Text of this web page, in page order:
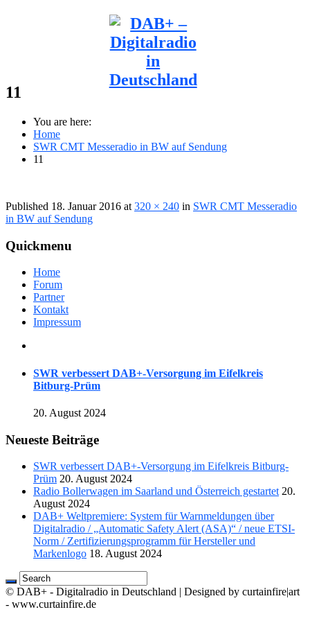
11
You are here:
Home
SWR CMT Messeradio in BW auf Sendung
11
Published 18. Januar 2016 at 320 × 240 in SWR CMT Messeradio
in BW auf Sendung
Quickmenu
Home
Forum
Partner
Kontakt
Impressum
SWR verbessert DAB+-Versorgung im Eifelkreis
Bitburg-Prüm
20. August 2024
Neueste Beiträge
SWR verbessert DAB+-Versorgung im Eifelkreis Bitburg-
Prüm 20. August 2024
Radio Bollerwagen im Saarland und Österreich gestartet 20.
August 2024
DAB+ Weltpremiere: System für Warnmeldungen über
Digitalradio / „Automatic Safety Alert (ASA)“ / neue ETSI-
Norm / Zertifizierungsprogramm für Hersteller und
Markenlogo 18. August 2024
© DAB+ - Digitalradio in Deutschland | Designed by curtainfire|art
- www.curtainfire.de